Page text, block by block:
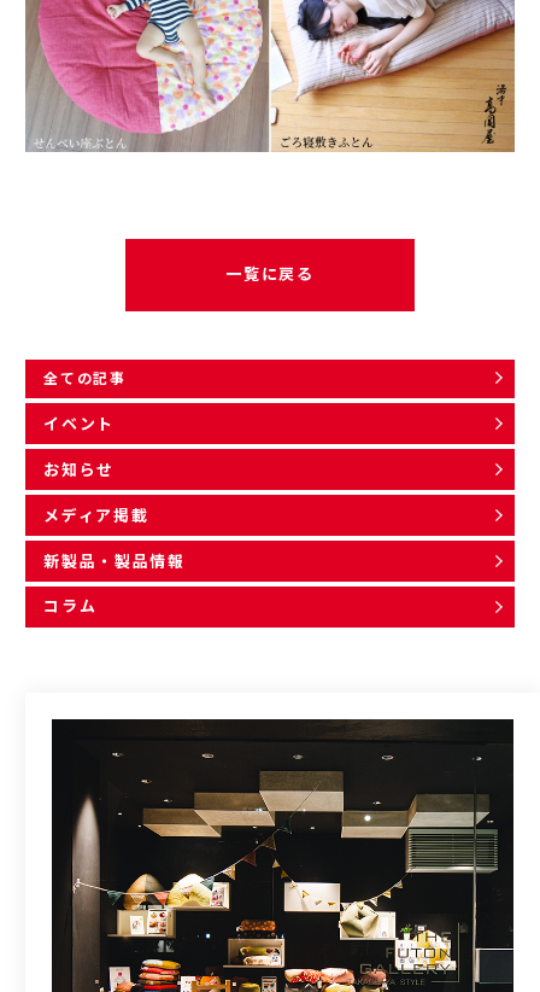
全ての記事
イベント
お知らせ
メディア掲載
新製品・製品情報
コラム
一覧に戻る